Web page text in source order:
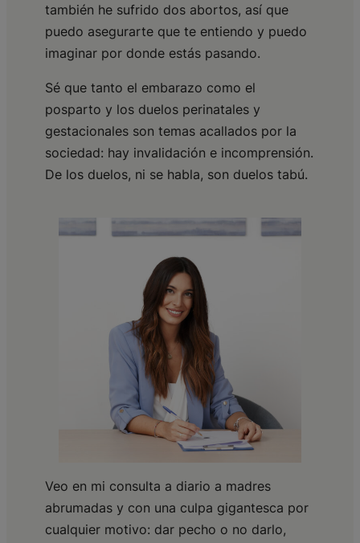
también he sufrido dos abortos, así que
puedo asegurarte que te entiendo y puedo
imaginar por donde estás pasando.
Sé que tanto el embarazo como el
posparto y los duelos perinatales y
gestacionales son temas acallados por la
sociedad: hay invalidación e incomprensión.
De los duelos, ni se habla, son duelos tabú.
Veo en mi consulta a diario a madres
abrumadas y con una culpa gigantesca por
cualquier motivo: dar pecho o no darlo,